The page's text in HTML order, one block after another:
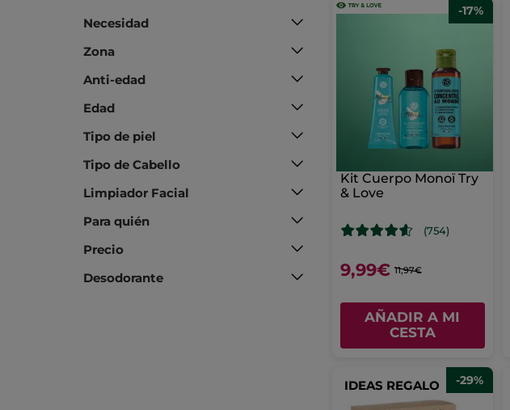
Necesidad
Zona
Anti-edad
Edad
Tipo de piel
Tipo de Cabello
Limpiador Facial
Para quién
Precio
Desodorante
-17%
Kit Cuerpo Monoï Try
& Love
(754)
9,99€ 11,97€
AÑADIR A MI
CESTA
IDEAS REGALO -29%